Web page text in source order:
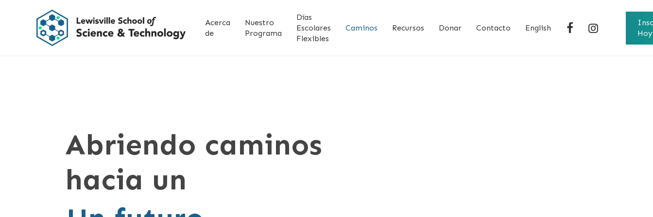
Acerca
de
Nuestro
Programa
Días
Escolares
Flexibles
Caminos Recursos Donar Contacto English
Hoy
FacebookInstagram
Abriendo caminos
hacia un